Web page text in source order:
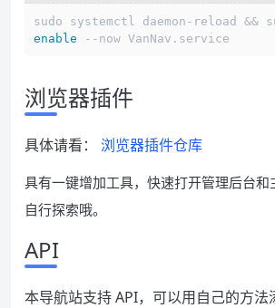
enable
浏览器插件
具体请看： 浏览器插件仓库
具有一键增加工具，快速打开管理后台和
自行探索哦。
API
本导航站支持 API，可以用自己的方法